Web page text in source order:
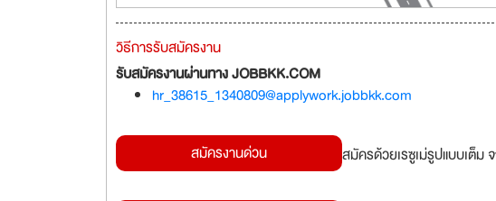
วิธีการรับสมัครงาน
รับสมัครงานผ่านทาง JOBBKK.COM
hr_38615_1340809@applywork.jobbkk.com
สมัครงานด่วน สมัครด้วยเรซูเม่รูปแบบเต็ม